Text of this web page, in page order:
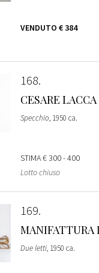
VENDUTO € 384
168
CESARE
Specchio, 1950 ca.
STIMA€ 300 - 400
Lotto chiuso
169
MANIFATTURA
Due letti, 1950 ca.